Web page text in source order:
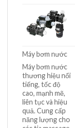
Máy bơm nước
Máy bơm nước
thương hiệu nổi
tiếng, tốc độ
cao, mạnh mẽ,
liên tục và hiệu
quả. Cung cấp
năng lượng cho